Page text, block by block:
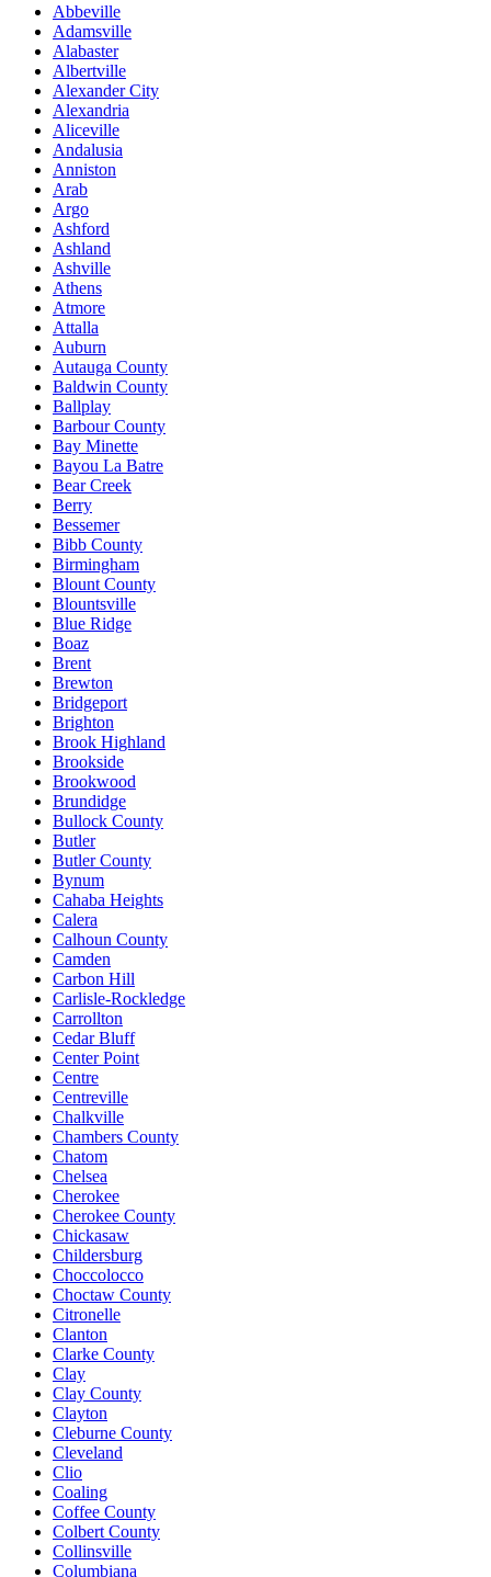
Abbeville
Adamsville
Alabaster
Albertville
Alexander City
Alexandria
Aliceville
Andalusia
Anniston
Arab
Argo
Ashford
Ashland
Ashville
Athens
Atmore
Attalla
Auburn
Autauga County
Baldwin County
Ballplay
Barbour County
Bay Minette
Bayou La Batre
Bear Creek
Berry
Bessemer
Bibb County
Birmingham
Blount County
Blountsville
Blue Ridge
Boaz
Brent
Brewton
Bridgeport
Brighton
Brook Highland
Brookside
Brookwood
Brundidge
Bullock County
Butler
Butler County
Bynum
Cahaba Heights
Calera
Calhoun County
Camden
Carbon Hill
Carlisle-Rockledge
Carrollton
Cedar Bluff
Center Point
Centre
Centreville
Chalkville
Chambers County
Chatom
Chelsea
Cherokee
Cherokee County
Chickasaw
Childersburg
Choccolocco
Choctaw County
Citronelle
Clanton
Clarke County
Clay
Clay County
Clayton
Cleburne County
Cleveland
Clio
Coaling
Coffee County
Colbert County
Collinsville
Columbiana